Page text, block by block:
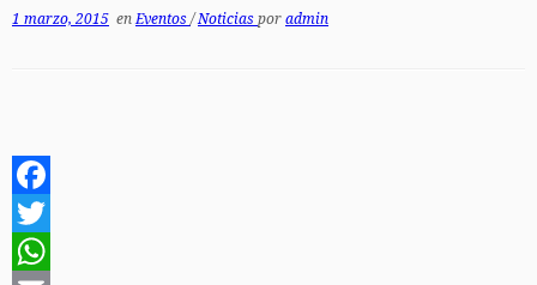
1 marzo, 2015 enEventos/Noticiasporadmin
F
aT